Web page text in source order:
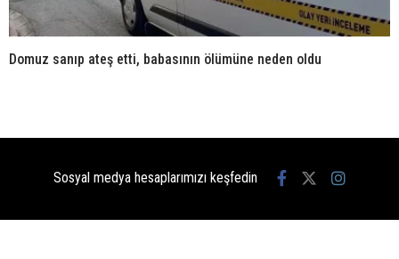
Domuz sanıp ateş etti, babasının ölümüne neden oldu
Sosyal medya hesaplarımızı keşfedin